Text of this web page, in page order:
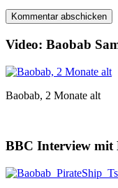
Video: Baobab
Baobab, 2 Monate alt
BBC Interview mit